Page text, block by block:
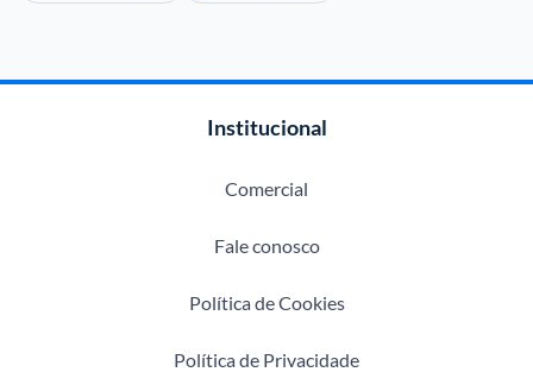
Institucional
Comercial
Fale conosco
Política de Cookies
Política de Privacidade